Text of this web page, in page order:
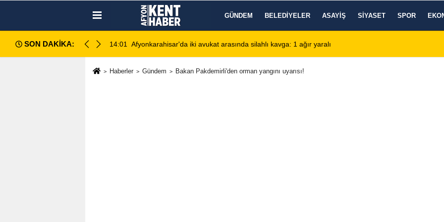
GÜNDEM BELEDIYELER ASAYIŞ SIYASET SPOR
SON DAKİKA:
kavga: 1 ağır yaralı 13:28 Emirdağ Devlet Hastanesi'nde KBB Uzmanı hasta kabulüne başlıyor Google
Haberler Gündem Bakan Pakdemirli'den orman yangını uyarısı!